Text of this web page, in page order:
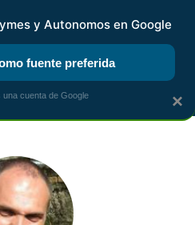
NUEVO
KIT DIGITAL ×
y Autonomos en Google
fuente preferida
una cuenta de Google